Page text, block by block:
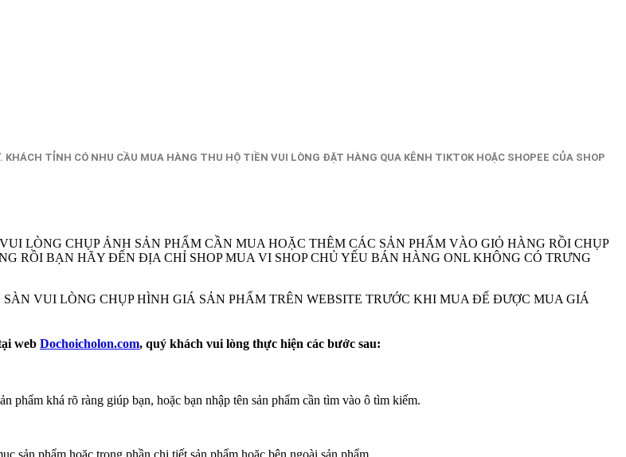
TỈNH CÓ NHU CẦU MUA HÀNG THU HỘ TIỀN VUI LÒNG ĐẶT HÀNG QUA KÊNH TIKTOK HOẶC SHOPEE CỦA SHOP
LÒNG CHỤP ẢNH SẢN PHẨM CẦN MUA HOẶC THÊM CÁC SẢN PHẨM VÀO GIỎ HÀNG RỒI CHỤP
RỒI BẠN HÃY ĐẾN ĐỊA CHỈ SHOP MUA VI SHOP CHỦ YẾU BÁN HÀNG ONL KHÔNG CÓ TRƯNG
VUI LÒNG CHỤP HÌNH GIÁ SẢN PHẨM TRÊN WEBSITE TRƯỚC KHI MUA ĐẾ ĐƯỢC MUA GIÁ
web Dochoicholon.com, quý khách vui lòng thực hiện các bước sau:
phẩm khá rõ ràng giúp bạn, hoặc bạn nhập tên sản phẩm cần tìm vào ô tìm kiếm.
sản phẩm hoặc trong phần chi tiết sản phẩm hoặc bên ngoài sản phẩm.